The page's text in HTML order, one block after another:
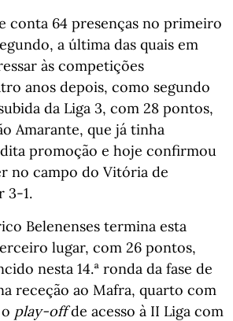
conta 64 presenças no primeiro
a última das quais em
às competições
anos depois, como segundo
da Liga 3, com 28 pontos,
Amarante, que já tinha
promoção e hoje confirmou
no campo do Vitória de
3-1.
Belenenses termina esta
lugar, com 26 pontos,
nesta 14.ª ronda da fase de
receção ao Mafra, quarto com
play-offde acesso à II Liga com